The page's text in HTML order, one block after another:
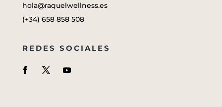
hola@raquelwellness.es
(+34) 658 858 508
REDES SOCIALES